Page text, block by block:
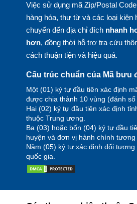
Việc sử dụng mã Zip/Postal
hàng hóa, thư từ và các loại kiện
chuyển đến địa chỉ đích nhanh
hơn, đồng thời hỗ trợ tra cứu
cách thuận tiện và hiệu quả.
Cấu trúc chuẩn của Mã bưu
Một (01) ký tự đầu tiên xác định
được chia thành 10 vùng (đánh số
Hai (02) ký tự đầu tiên xác định
thuộc Trung ương.
Ba (03) hoặc bốn (04) ký tự đầu
huyện và đơn vị hành chính tương
Năm (05) ký tự xác định đối
quốc gia.